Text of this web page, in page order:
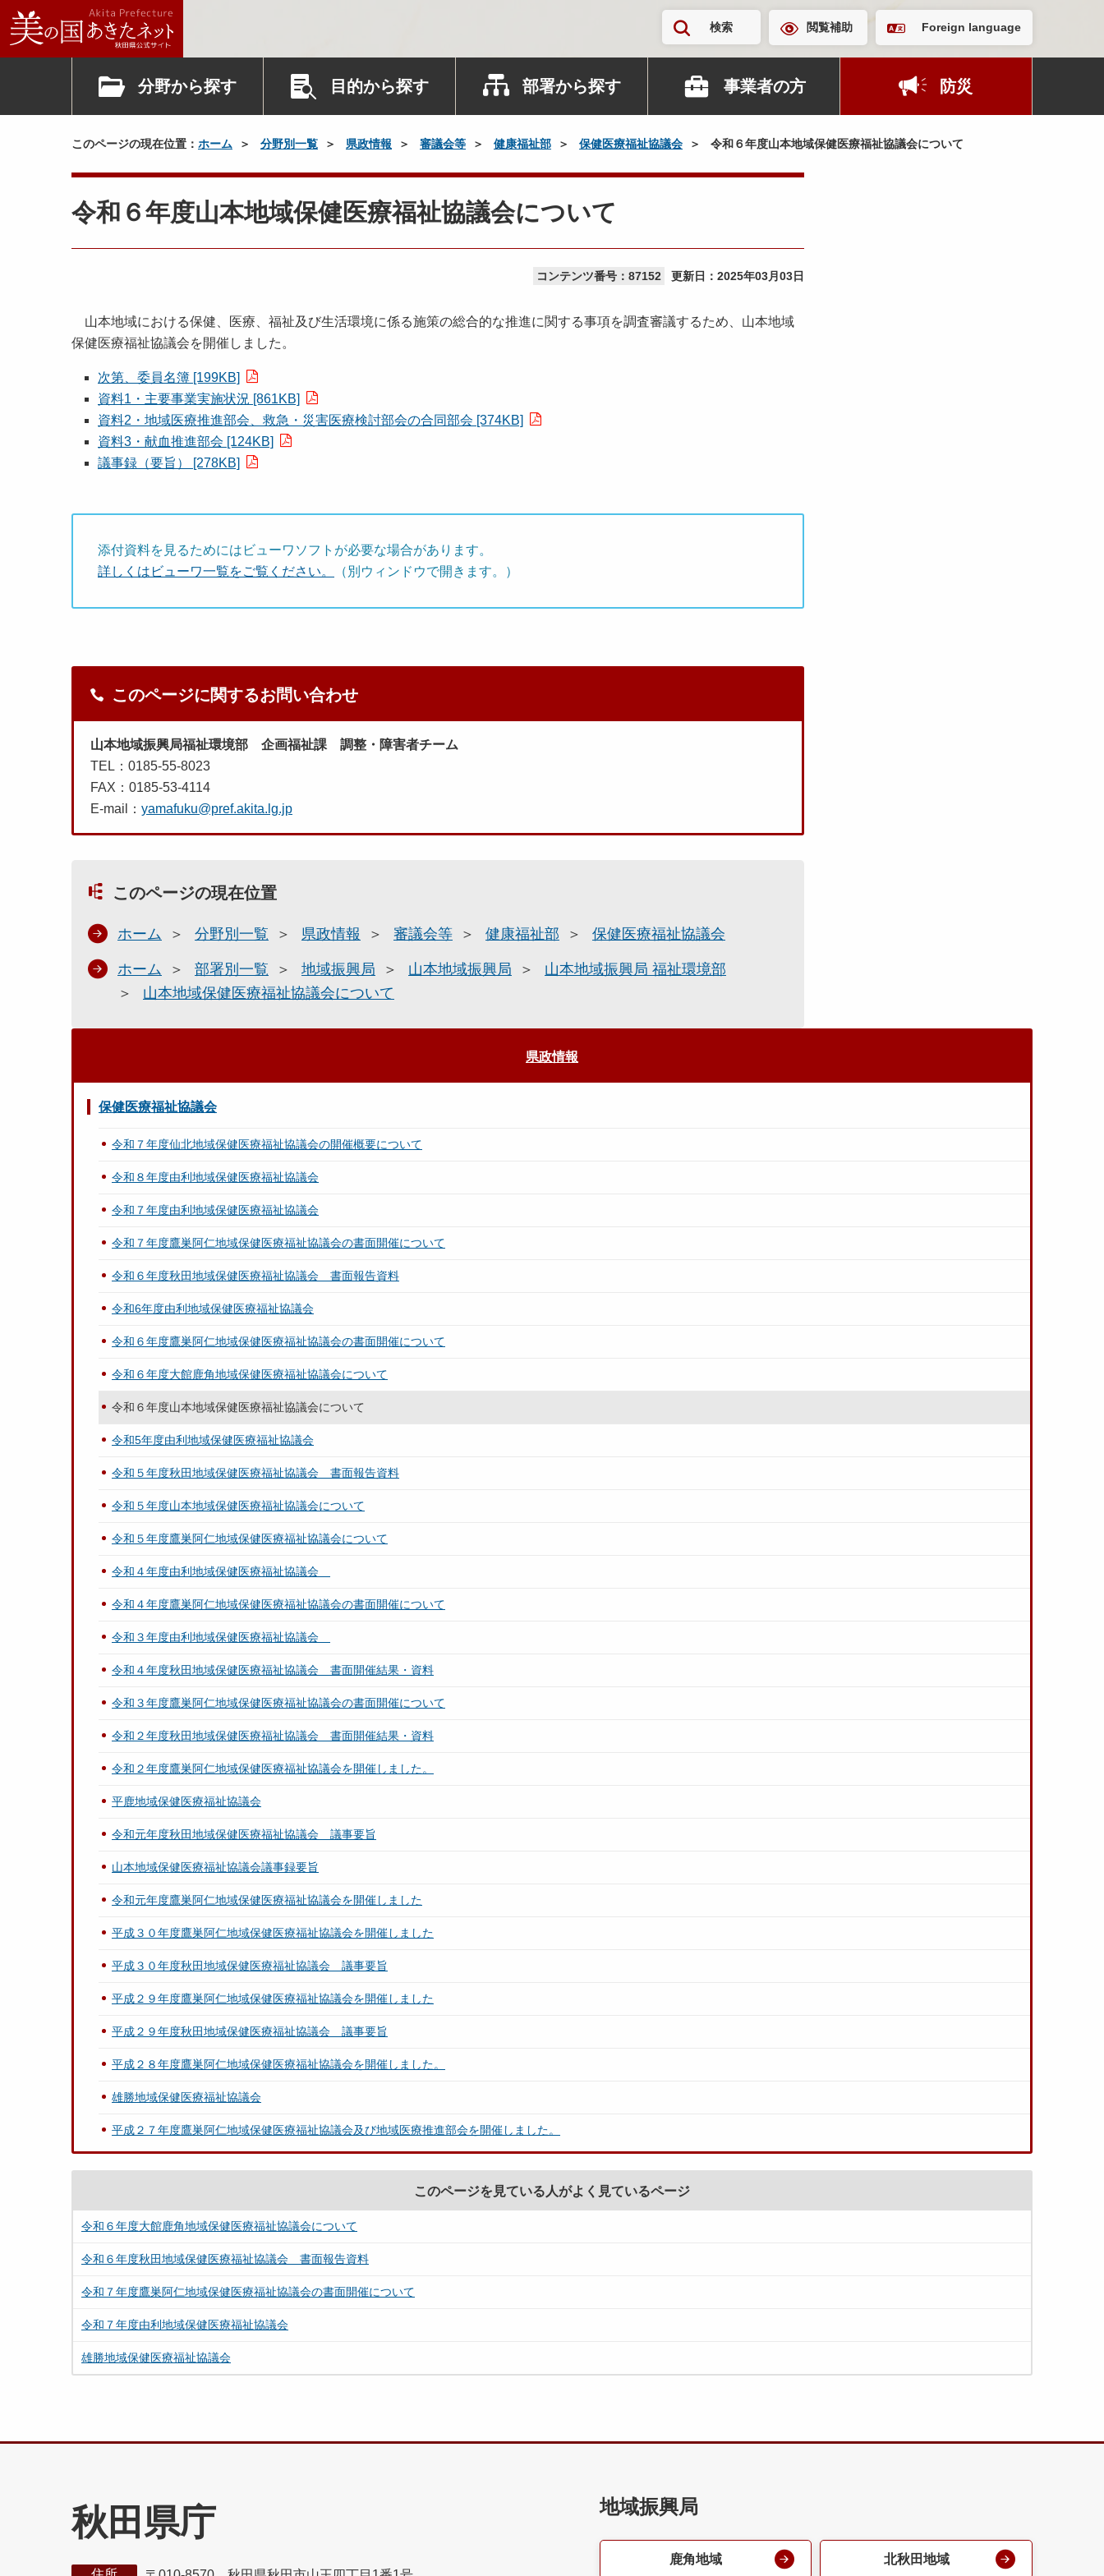
検索 閲覧補助 Foreign language
分野から探す 目的から探す 部署から探す 事業者の方 防災
このページの現在位置： ホーム 分野別一覧 県政情報 審議会等 健康福祉部 保健医療福祉協議会 令和６年度山本地域保健医療福祉協議会について
令和６年度山本地域保健医療福祉協議会について
コンテンツ番号：87152 更新日： 2025年03月03日
山本地域における保健、医療、福祉及び生活環境に係る施策の総合的な推進に関する事項を調査審議するため、山本地域
保健医療福祉協議会を開催しました。
次第、委員名簿 [199KB]
資料1・主要事業実施状況 [861KB]
資料2・地域医療推進部会、救急・災害医療検討部会の合同部会 [374KB]
資料3・献血推進部会 [124KB]
議事録（要旨） [278KB]
添付資料を見るためにはビューワソフトが必要な場合があります。
詳しくはビューワ一覧をご覧ください。
（別ウィンドウで開きます。）
このページに関するお問い合わせ
山本地域振興局福祉環境部 企画福祉課 調整・障害者チーム
TEL：0185-55-8023
FAX：0185-53-4114
E-mail： yamafuku@pref.akita.lg.jp
このページの現在位置
ホーム 分野別一覧 県政情報 審議会等 健康福祉部 保健医療福祉協議会
ホーム 部署別一覧 地域振興局 山本地域振興局
山本地域振興局 福祉環境部
山本地域保健医療福祉協議会について
県政情報
保健医療福祉協議会
令和７年度仙北地域保健医療福祉協議会の開催概要について
令和８年度由利地域保健医療福祉協議会
令和７年度由利地域保健医療福祉協議会
令和７年度鷹巣阿仁地域保健医療福祉協議会の書面開催について
令和６年度秋田地域保健医療福祉協議会 書面報告資料
令和6年度由利地域保健医療福祉協議会
令和６年度鷹巣阿仁地域保健医療福祉協議会の書面開催について
令和６年度大館鹿角地域保健医療福祉協議会について
令和６年度山本地域保健医療福祉協議会について
令和5年度由利地域保健医療福祉協議会
令和５年度秋田地域保健医療福祉協議会 書面報告資料
令和５年度山本地域保健医療福祉協議会について
令和５年度鷹巣阿仁地域保健医療福祉協議会について
令和４年度由利地域保健医療福祉協議会
令和４年度鷹巣阿仁地域保健医療福祉協議会の書面開催について
令和３年度由利地域保健医療福祉協議会
令和４年度秋田地域保健医療福祉協議会 書面開催結果・資料
令和３年度鷹巣阿仁地域保健医療福祉協議会の書面開催について
令和２年度秋田地域保健医療福祉協議会 書面開催結果・資料
令和２年度鷹巣阿仁地域保健医療福祉協議会を開催しました。
平鹿地域保健医療福祉協議会
令和元年度秋田地域保健医療福祉協議会 議事要旨
山本地域保健医療福祉協議会議事録要旨
令和元年度鷹巣阿仁地域保健医療福祉協議会を開催しました
平成３０年度鷹巣阿仁地域保健医療福祉協議会を開催しました
平成３０年度秋田地域保健医療福祉協議会 議事要旨
平成２９年度鷹巣阿仁地域保健医療福祉協議会を開催しました
平成２９年度秋田地域保健医療福祉協議会 議事要旨
平成２８年度鷹巣阿仁地域保健医療福祉協議会を開催しました。
雄勝地域保健医療福祉協議会
平成２７年度鷹巣阿仁地域保健医療福祉協議会及び地域医療推進部会を開催しました。
このページを見ている人がよく見ているページ
令和６年度大館鹿角地域保健医療福祉協議会について
令和６年度秋田地域保健医療福祉協議会 書面報告資料
令和７年度鷹巣阿仁地域保健医療福祉協議会の書面開催について
令和７年度由利地域保健医療福祉協議会
雄勝地域保健医療福祉協議会
秋田県庁 地域振興局
鹿角地域 北秋田地域